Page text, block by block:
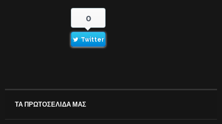
0
Twitter
ΤΑ ΠΡΩΤΟΣΕΛΙΔΑ ΜΑΣ